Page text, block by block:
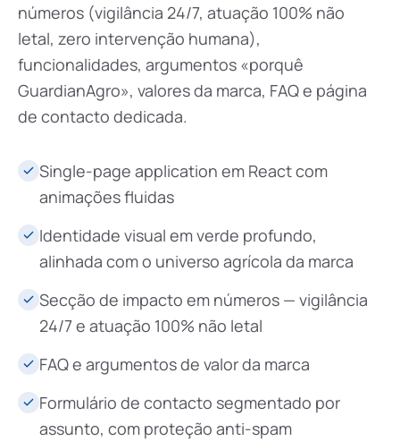
números (vigilância 24/7, atuação 100% não
letal, zero intervenção humana),
funcionalidades, argumentos «porquê
GuardianAgro», valores da marca, FAQ e página
de contacto dedicada.
Single-page application em React com
animações fluidas
Identidade visual em verde profundo,
alinhada com o universo agrícola da marca
Secção de impacto em números — vigilância
24/7 e atuação 100% não letal
FAQ e argumentos de valor da marca
Formulário de contacto segmentado por
assunto, com proteção anti-spam